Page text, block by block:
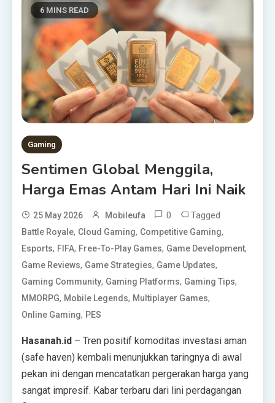
6 MINS READ
Gaming
Sentimen Global Menggila,
Harga Emas Antam Hari Ini Naik
25 May 2026 Mobileufa 0 Tagged
Battle Royale, Cloud Gaming, Competitive Gaming,
Esports, FIFA, Free-To-Play Games, Game Development,
Game Reviews, Game Strategies, Game Updates,
Gaming Community, Gaming Platforms, Gaming Tips,
MMORPG, Mobile Legends, Multiplayer Games,
Online Gaming, PES
Hasanah.id – Tren positif komoditas investasi aman
(safe haven) kembali menunjukkan taringnya di awal
pekan ini dengan mencatatkan pergerakan harga yang
sangat impresif. Kabar terbaru dari lini perdagangan